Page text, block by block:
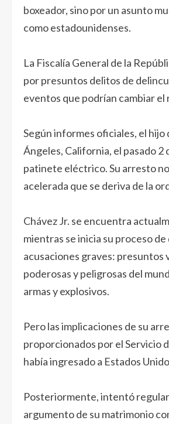
boxeador, sino por un asunto
como estadounidenses.
La Fiscalía General de la
por presuntos delitos de
eventos que podrían cambiar el
Según informes oficiales, el
Ángeles, California, el pasado 2
patinete eléctrico. Su arresto
acelerada que se deriva de la
Chávez Jr. se encuentra
mientras se inicia su proceso
acusaciones graves: presuntos
poderosas y peligrosas del
armas y explosivos.
Pero las implicaciones de su
proporcionados por el Servicio
había ingresado a Estados
Posteriormente, intentó
argumento de su matrimonio